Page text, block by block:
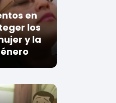
en
los
y la